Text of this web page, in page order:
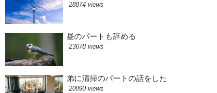
28874 views
昼のパートも辞める
23678 views
弟に清掃のパートの話をした
20090 views